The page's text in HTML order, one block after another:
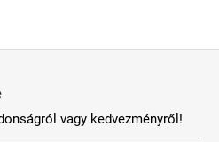
vagy kedvezményről!